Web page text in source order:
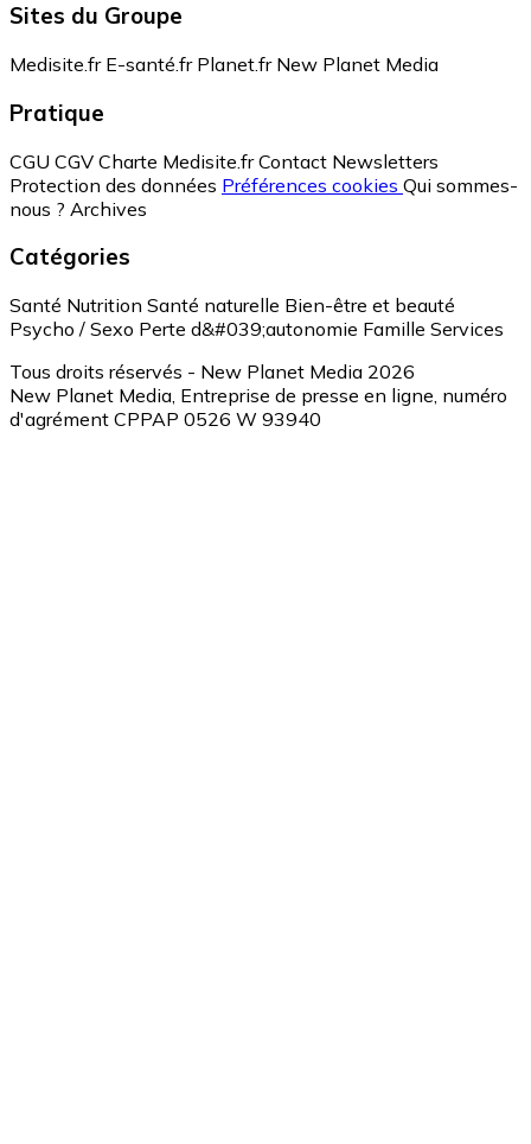
Sites du Groupe
Medisite.fr E-santé.fr Planet.fr New Planet Media
Pratique
CGU CGV Charte Medisite.fr Contact Newsletters
Protection des données Préférences cookies Qui sommes-
nous ? Archives
Catégories
Santé Nutrition Santé naturelle Bien-être et beauté
Psycho / Sexo Perte d&#039;autonomie Famille Services
Tous droits réservés - New Planet Media 2026
New Planet Media, Entreprise de presse en ligne, numéro
d'agrément CPPAP 0526 W 93940